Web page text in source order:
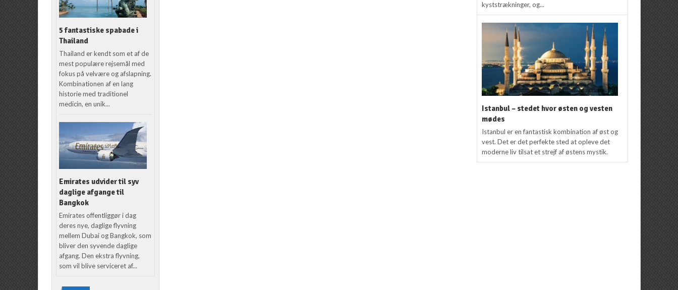
5 fantastiske spabade i
Thailand
Thailand er kendt som et af de
mest populære rejsemål med
fokus på velvære og afslapning.
Kombinationen af en lang
historie med traditionel
medicin, en unik...
Emirates udvider til syv
daglige afgange til
Bangkok
Emirates offentliggør i dag
deres nye, daglige flyvning
mellem Dubai og Bangkok, som
bliver den syvende daglige
afgang. Den ekstra flyvning,
som vil blive serviceret af...
kyststrækninger, og...
Istanbul – stedet hvor østen og vesten
mødes
Istanbul er en fantastisk kombination af øst og
vest. Det er det perfekte sted at opleve det
moderne liv tilsat et strejf af østens mystik.